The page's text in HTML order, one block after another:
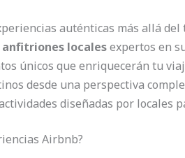
auténticas más allá
anfitriones localesexpertos en
únicos que enriquecerán tu
desde una perspectiva
diseñadas por locales
Airbnb?